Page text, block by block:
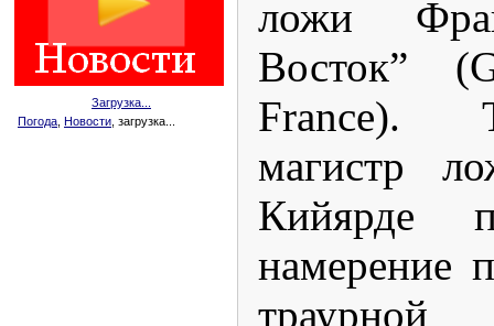
Загрузка...
Погода Новости , загрузка...
ложи
Восток”
France).
магистр
Кийярде
намерение